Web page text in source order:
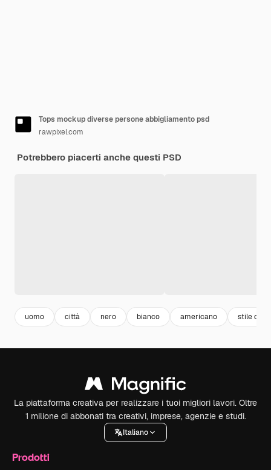
Tops mockup diverse persone abbigliamento psd
rawpixel.com
Potrebbero piacerti anche questi PSD
uomo città nero bianco americano stile di
La piattaforma creativa per realizzare i tuoi migliori lavori. Oltre
1 milione di abbonati tra creativi, imprese, agenzie e studi.
Italiano
Prodotti